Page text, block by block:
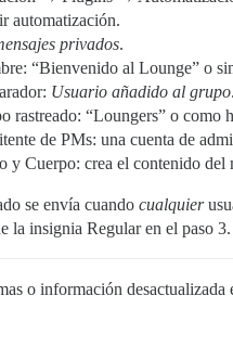
automatización.
privados.
“Bienvenido al Lounge” o
Usuario añadido al grupo.
rastreado: “Loungers” o como
de PMs: una cuenta de
y Cuerpo: crea el contenido del
se envía cuando cualquier
la insignia Regular en el paso 3.
o información